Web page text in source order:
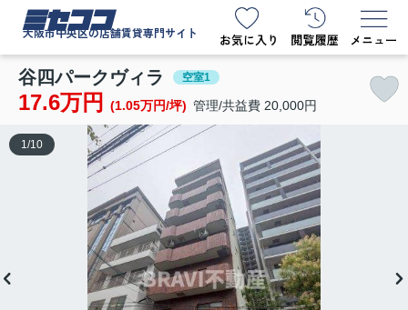
ミセココ
大阪市中央区の店舗賃貸専門サイト
谷四パークヴィラ 空室1
17.6万円 (1.05万円/坪) 管理/共益費 20,000円
1 /10